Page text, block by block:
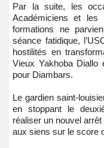
Par la suite, les
Académiciens et les
formations ne
séance fatidique,
hostilités en
Vieux Yakhoba Diallo
pour Diambars.
Le gardien saint-
en stoppant le
réaliser un nouvel
aux siens sur le score